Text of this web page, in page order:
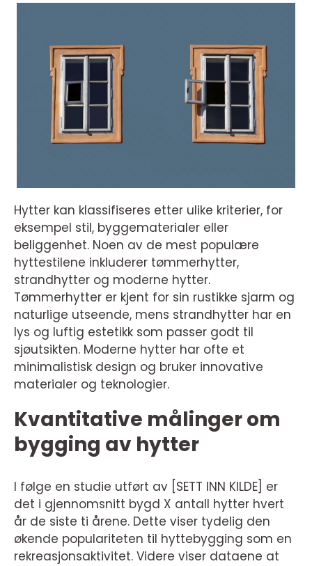
Hytter kan klassifiseres etter ulike kriterier, for
eksempel stil, byggematerialer eller
beliggenhet. Noen av de mest populære
hyttestilene inkluderer tømmerhytter,
strandhytter og moderne hytter.
Tømmerhytter er kjent for sin rustikke sjarm og
naturlige utseende, mens strandhytter har en
lys og luftig estetikk som passer godt til
sjøutsikten. Moderne hytter har ofte et
minimalistisk design og bruker innovative
materialer og teknologier.
Kvantitative målinger om
bygging av hytter
I følge en studie utført av [SETT INN KILDE] er
det i gjennomsnitt bygd X antall hytter hvert
år de siste ti årene. Dette viser tydelig den
økende populariteten til hyttebygging som en
rekreasjonsaktivitet. Videre viser dataene at